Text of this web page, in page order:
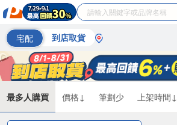
宅配 到店取貨
最多人購買 價格↓ 筆劃少 上架時間↓